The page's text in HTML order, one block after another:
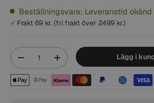
Beställningsvara: Leveranstid okänd
Frakt 69 kr. (fri frakt över 2499 kr.)
-
+ Lägg i